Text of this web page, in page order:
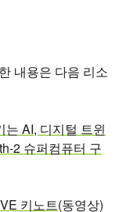
내용은 다음 리소
AI, 디지털 트윈
2 슈퍼컴퓨터 구
키노트(동영상)